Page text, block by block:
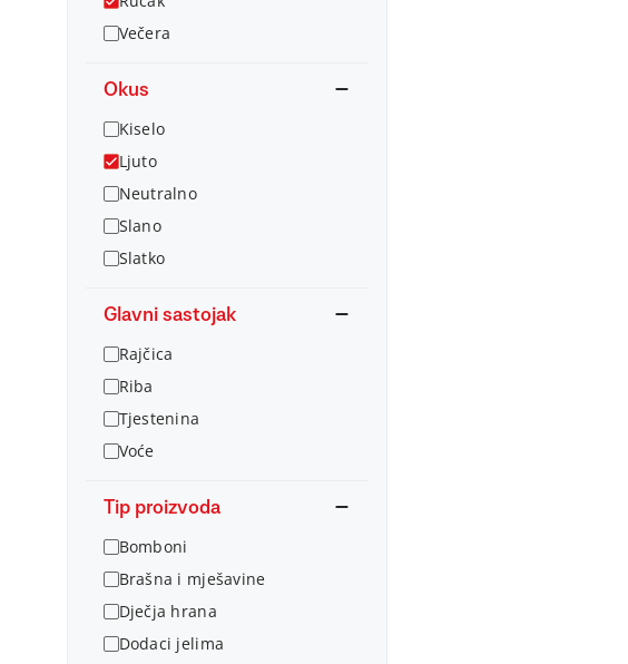
Večera
Okus
Kiselo
Ljuto
Neutralno
Slano
Slatko
Glavni sastojak
Rajčica
Riba
Tjestenina
Voće
Tip proizvoda
Bomboni
Brašna i mješavine
Dječja hrana
Dodaci jelima